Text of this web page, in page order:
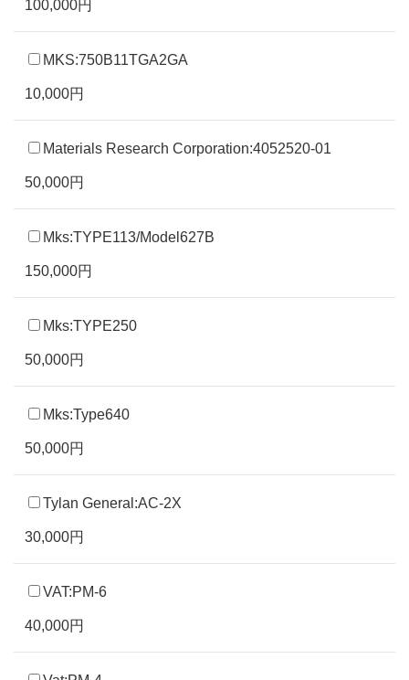
MKS:750B11TGA2GA
10,000円
Materials Research Corporation:4052520-01
50,000円
Mks:TYPE113/Model627B
150,000円
Mks:TYPE250
50,000円
Mks:Type640
50,000円
Tylan General:AC-2X
30,000円
VAT:PM-6
40,000円